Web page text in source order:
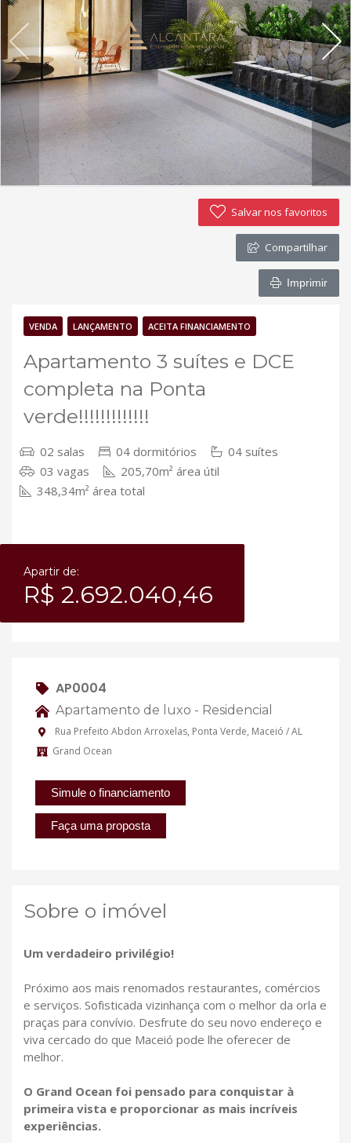
Política de privacidade
Simulador de financiamento
Negocie seu imóvel
Imóveis favoritos
Contato
Salvar nos favoritos
Compartilhar
Imprimir
VENDA LANÇAMENTO ACEITA FINANCIAMENTO
Apartamento 3 suítes e DCE
completa na Ponta
verde!!!!!!!!!!!!!
02 salas 04 dormitórios
04 suítes
03 vagas
205,70m² área útil
348,34m² área total
Apartir de:
R$ 2.692.040,46
AP0004
Apartamento de luxo - Residencial
Rua Prefeito Abdon Arroxelas, Ponta Verde, Maceió / AL
Grand Ocean
Simule o financiamento
Faça uma proposta
Sobre o imóvel
Um verdadeiro privilégio!
Próximo aos mais renomados restaurantes, comércios
e serviços. Sofisticada vizinhança com o melhor da orla e
praças para convívio. Desfrute do seu novo endereço e
viva cercado do que Maceió pode lhe oferecer de
melhor.
O Grand Ocean foi pensado para conquistar à
primeira vista e proporcionar as mais incríveis
experiências.